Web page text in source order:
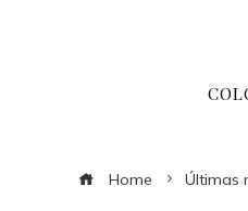
Home Últimas